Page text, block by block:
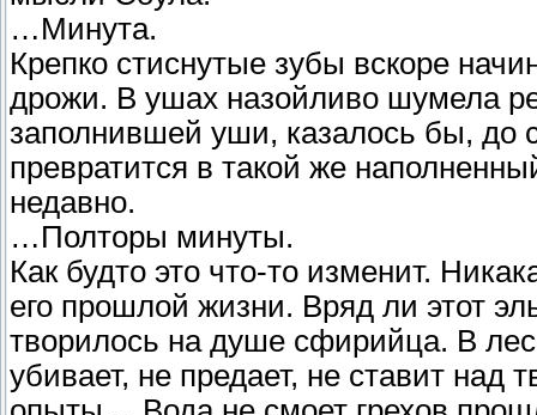
…Минута.
Крепко стиснутые зубы вскоре
дрожи. В ушах назойливо шумела
заполнившей уши, казалось бы, до
превратится в такой же
недавно.
…Полторы минуты.
Как будто это что-то изменит.
его прошлой жизни. Вряд ли этот
творилось на душе сфирийца. В
убивает, не предает, не ставит